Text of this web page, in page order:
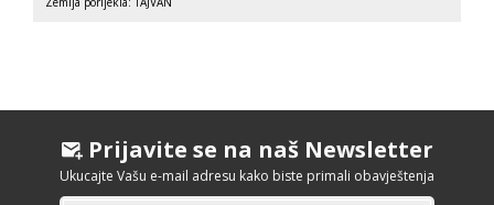
Prijavite se na naš Newsletter
Ukucajte Vašu e-mail adresu kako biste primali obavještenja